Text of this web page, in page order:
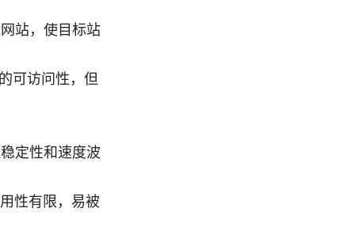
站，使目标站
可访问性，但
定性和速度波
性有限，易被